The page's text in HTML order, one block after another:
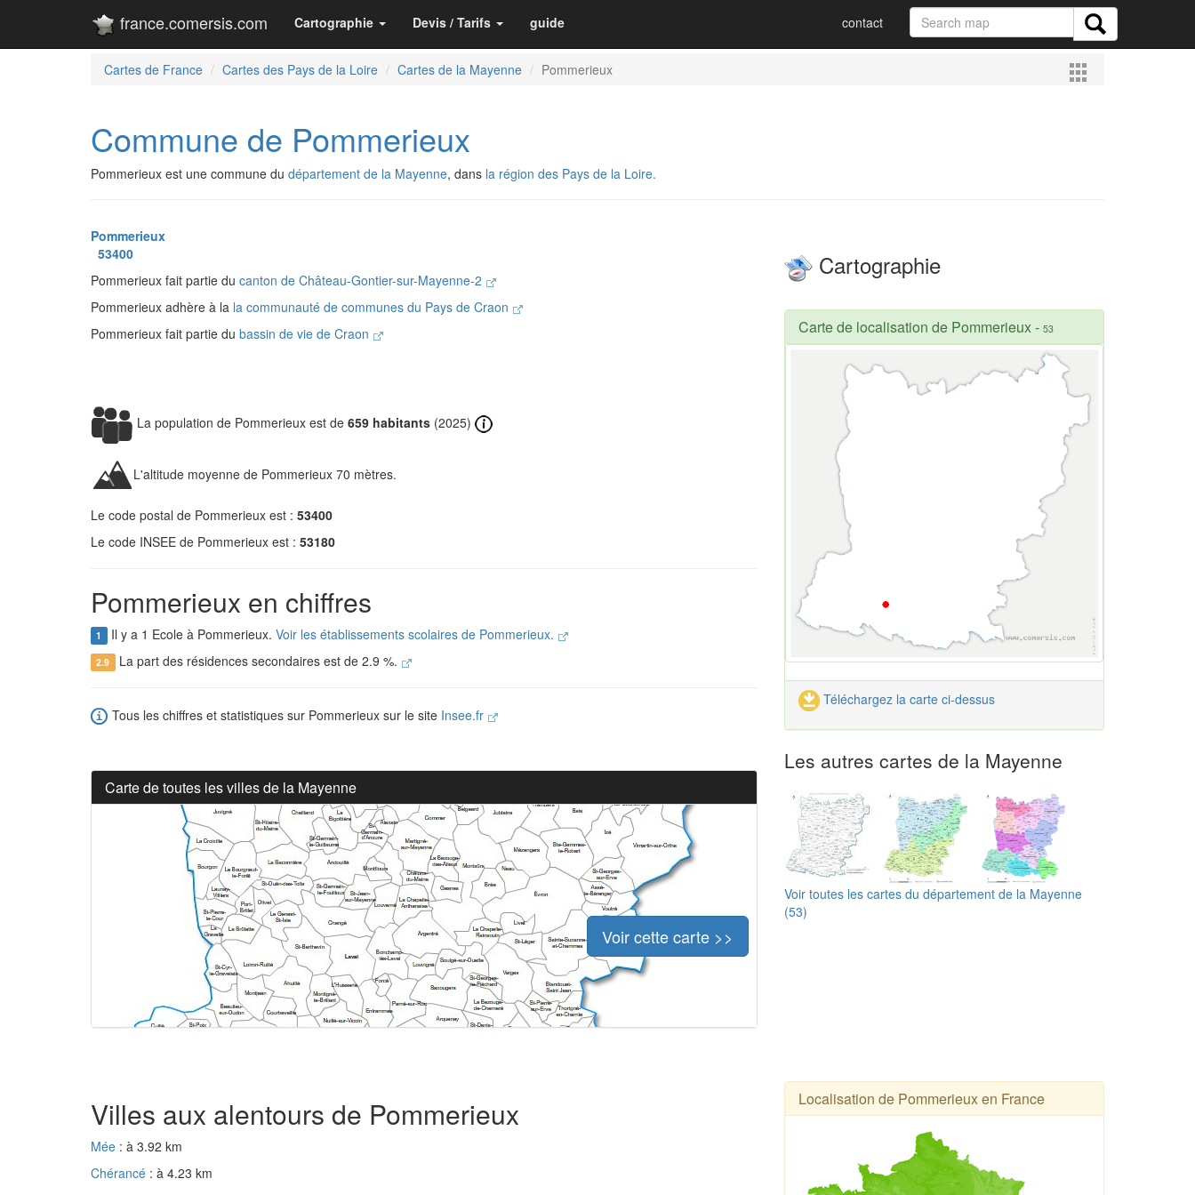
france.comersis.com Cartographie Devis / Tarifs guide contact
Cartes de France Cartes des Pays de la Loire Cartes de la Mayenne Pommerieux
Commune de Pommerieux
Pommerieux est une commune du département de la Mayenne, dans la région des Pays de la Loire.
Pommerieux
53400
Pommerieux fait partie du canton de Château-Gontier-sur-Mayenne-2
Pommerieux adhère à la la communauté de communes du Pays de Craon
Pommerieux fait partie du bassin de vie de Craon
La population de Pommerieux est de 659 habitants (2025)
L'altitude moyenne de Pommerieux 70 mètres.
Le code postal de Pommerieux est : 53400
Le code INSEE de Pommerieux est : 53180
Pommerieux en chiffres
1 Il y a 1 Ecole à Pommerieux. Voir les établissements scolaires de Pommerieux.
2.9 La part des résidences secondaires est de 2.9 %.
Tous les chiffres et statistiques sur Pommerieux sur le site Insee.fr
Carte de toutes les villes de la Mayenne
Voir cette carte >>
Cartographie
Carte de localisation de Pommerieux- 53
Téléchargez la carte ci-dessus
Les autres cartes de la Mayenne
Voir toutes les cartes du département de la Mayenne
(53)
Villes aux alentours de Pommerieux
Mée : à 3.92 km
Chérancé : à 4.23 km
Localisation de Pommerieux en France